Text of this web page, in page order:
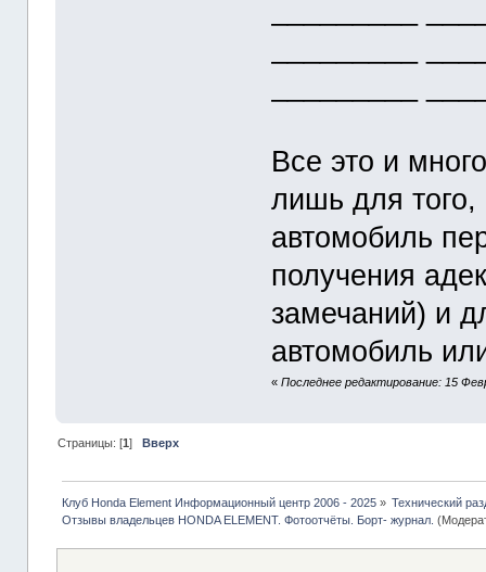
Все это и
лишь для того,
автомобиль
получения
замечаний) и
автомобиль
«Последнее редактирование: 15
Страницы: [1] Вверх
Клуб Honda Element Информационный центр 2006 - 2025» Технический
Отзывы владельцев HONDA ELEMENT. Фотоотчёты. Борт- журнал.